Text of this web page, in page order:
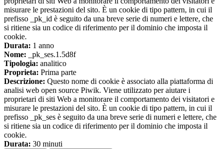
misurare le prestazioni del sito. È un cookie di tipo pattern, in cui il
prefisso _pk_id è seguito da una breve serie di numeri e lettere, che
si ritiene sia un codice di riferimento per il dominio che imposta il
cookie.
Durata: 1 anno
Nome: _pk_ses.1.5d8f
Tipologia: analitico
Proprieta: Prima parte
Descrizione: Questo nome di cookie è associato alla piattaforma di
analisi web open source Piwik. Viene utilizzato per aiutare i
proprietari di siti Web a monitorare il comportamento dei visitatori e
misurare le prestazioni del sito. È un cookie di tipo pattern, in cui il
prefisso _pk_ses è seguito da una breve serie di numeri e lettere, che
si ritiene sia un codice di riferimento per il dominio che imposta il
cookie.
Durata: 30 minuti